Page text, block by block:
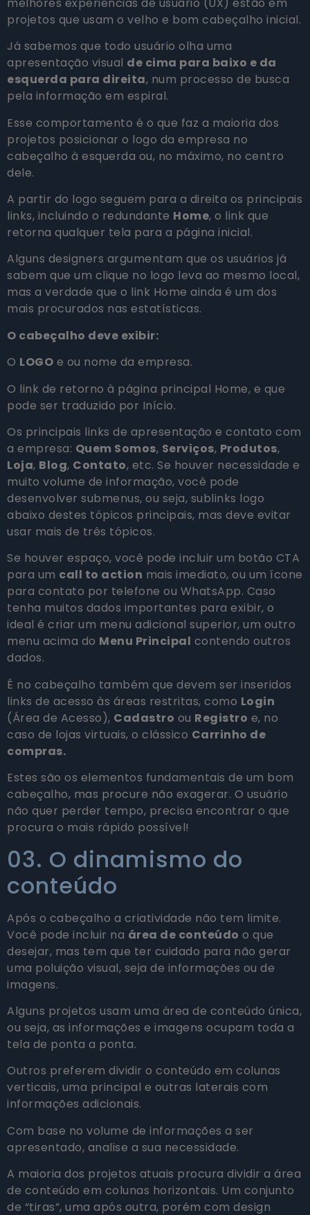
projetos que usam o velho e bom cabeçalho inicial.
Já sabemos que todo usuário olha uma
apresentação visual de cima para baixo e da
esquerda para direita, num processo de busca
pela informação em espiral.
Esse comportamento é o que faz a maioria dos
projetos posicionar o logo da empresa no
cabeçalho à esquerda ou, no máximo, no centro
dele.
A partir do logo seguem para a direita os principais
links, incluindo o redundante Home, o link que
retorna qualquer tela para a página inicial.
Alguns designers argumentam que os usuários já
sabem que um clique no logo leva ao mesmo local,
mas a verdade que o link Home ainda é um dos
mais procurados nas estatísticas.
O cabeçalho deve exibir:
O LOGO e ou nome da empresa.
O link de retorno à página principal Home, e que
pode ser traduzido por Início.
Os principais links de apresentação e contato com
a empresa: Quem Somos, Serviços, Produtos,
Loja, Blog, Contato, etc. Se houver necessidade e
muito volume de informação, você pode
desenvolver submenus, ou seja, sublinks logo
abaixo destes tópicos principais, mas deve evitar
usar mais de três tópicos.
Se houver espaço, você pode incluir um botão CTA
para um call to action mais imediato, ou um ícone
para contato por telefone ou WhatsApp. Caso
tenha muitos dados importantes para exibir, o
ideal é criar um menu adicional superior, um outro
menu acima do Menu Principal contendo outros
dados.
É no cabeçalho também que devem ser inseridos
links de acesso às áreas restritas, como Login
(Área de Acesso), Cadastro ou Registro e, no
caso de lojas virtuais, o clássico Carrinho de
compras.
Estes são os elementos fundamentais de um bom
cabeçalho, mas procure não exagerar. O usuário
não quer perder tempo, precisa encontrar o que
procura o mais rápido possível!
03. O dinamismo do
conteúdo
Após o cabeçalho a criatividade não tem limite.
Você pode incluir na área de conteúdo o que
desejar, mas tem que ter cuidado para não gerar
uma poluição visual, seja de informações ou de
imagens.
Alguns projetos usam uma área de conteúdo única,
ou seja, as informações e imagens ocupam toda a
tela de ponta a ponta.
Outros preferem dividir o conteúdo em colunas
verticais, uma principal e outras laterais com
informações adicionais.
Com base no volume de informações a ser
apresentado, analise a sua necessidade.
A maioria dos projetos atuais procura dividir a área
de conteúdo em colunas horizontais. Um conjunto
de “tiras”, uma após outra, porém com design